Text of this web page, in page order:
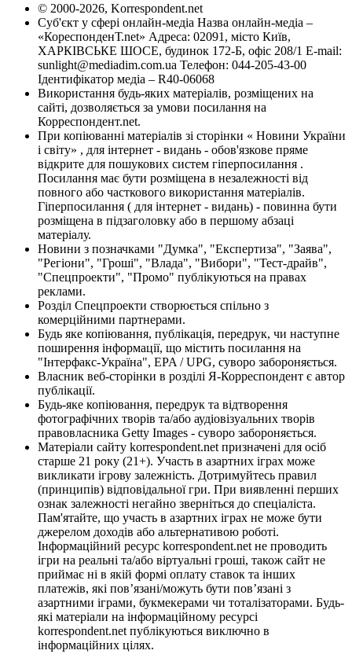
© 2000-2026, Korrespondent.net
Суб'єкт у сфері онлайн-медіа Назва онлайн-медіа –
«КореспонденТ.net» Адреса: 02091, місто Київ,
ХАРКІВСЬКЕ ШОСЕ, будинок 172-Б, офіс 208/1 E-mail:
sunlight@mediadim.com.ua Телефон: 044-205-43-00
Ідентифікатор медіа – R40-06068
Використання будь-яких матеріалів, розміщених на
сайті, дозволяється за умови посилання на
Корреспондент.net.
При копіюванні матеріалів зі сторінки « Новини України
і світу» , для інтернет - видань - обов'язкове пряме
відкрите для пошукових систем гіперпосилання .
Посилання має бути розміщена в незалежності від
повного або часткового використання матеріалів.
Гіперпосилання ( для інтернет - видань) - повинна бути
розміщена в підзаголовку або в першому абзаці
матеріалу.
Новини з позначками "Думка", "Експертиза", "Заява",
"Регіони", "Гроші", "Влада", "Вибори", "Тест-драйв",
"Спецпроекти", "Промо" публікуються на правах
реклами.
Розділ Спецпроекти створюється спільно з
комерційними партнерами.
Будь яке копіювання, публікація, передрук, чи наступне
поширення інформації, що містить посилання на
"Інтерфакс-Україна", EPA / UPG, суворо забороняється.
Власник веб-сторінки в розділі Я-Корреспондент є автор
публікації.
Будь-яке копіювання, передрук та відтворення
фотографічних творів та/або аудіовізуальних творів
правовласника Getty Images - суворо забороняється.
Матеріали сайту korrespondent.net призначені для осіб
старше 21 року (21+). Участь в азартних іграх може
викликати ігрову залежність. Дотримуйтесь правил
(принципів) відповідальної гри. При виявленні перших
ознак залежності негайно зверніться до спеціаліста.
Пам'ятайте, що участь в азартних іграх не може бути
джерелом доходів або альтернативою роботі.
Інформаційний ресурс korrespondent.net не проводить
ігри на реальні та/або віртуальні гроші, також сайт не
приймає ні в якій формі оплату ставок та інших
платежів, які пов’язані/можуть бути пов’язані з
азартними іграми, букмекерами чи тоталізаторами. Будь-
які матеріали на інформаційному ресурсі
korrespondent.net публікуються виключно в
інформаційних цілях.